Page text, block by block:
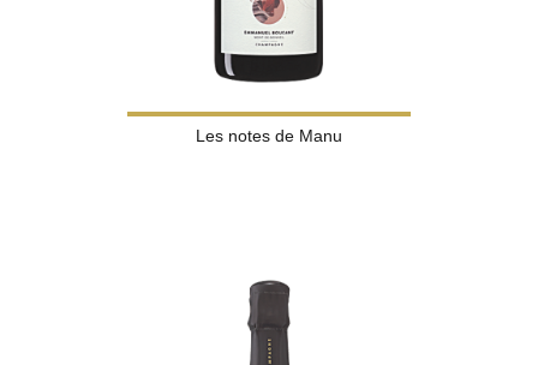
Les notes de Manu